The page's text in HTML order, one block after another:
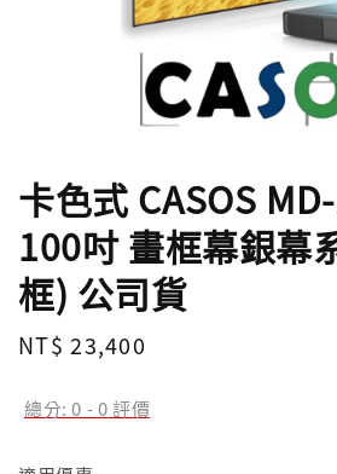
卡色式 CASOS
100吋 畫框幕銀幕
框) 公司貨
Regular
NT$ 23,400
總分:0 -0評價